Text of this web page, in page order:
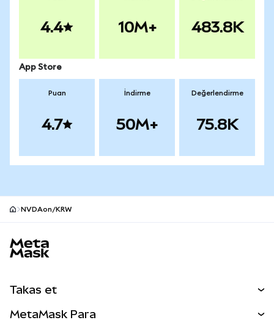
4.4 10M+ 483.8K
App Store
Puan
4.7
İndirme
50M+
Değerlendirme
75.8K
NVDAon/KRW
Takas et
MetaMask Para